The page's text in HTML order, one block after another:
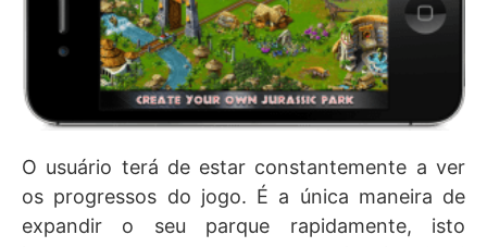
O usuário terá de estar constantemente a ver
os progressos do jogo. É a única maneira de
expandir o seu parque rapidamente, isto